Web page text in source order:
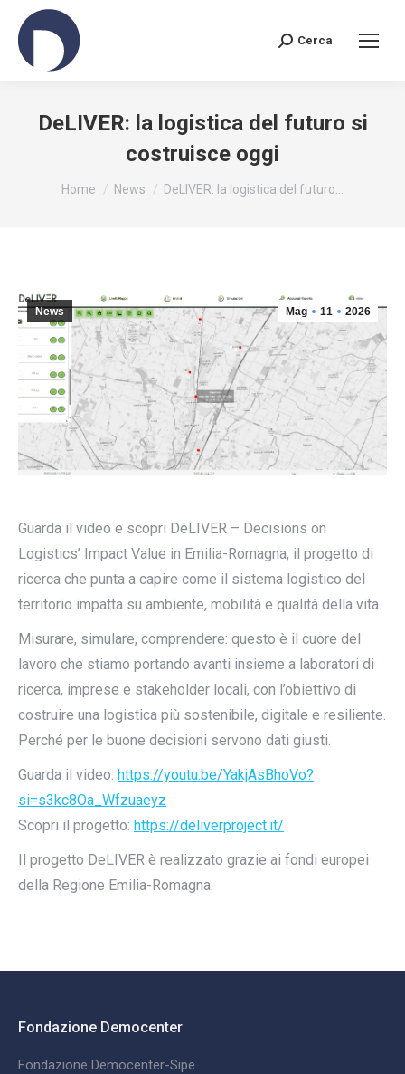
Search:
Cerca
DeLIVER: la logistica del futuro si
costruisce oggi
You are here:
Home News DeLIVER: la logistica del futuro…
Mag 11 2026
News
Guarda il video e scopri DeLIVER – Decisions on
Logistics’ Impact Value in Emilia-Romagna, il progetto di
ricerca che punta a capire come il sistema logistico del
territorio impatta su ambiente, mobilità e qualità della vita.
Misurare, simulare, comprendere: questo è il cuore del
lavoro che stiamo portando avanti insieme a laboratori di
ricerca, imprese e stakeholder locali, con l’obiettivo di
costruire una logistica più sostenibile, digitale e resiliente.
Perché per le buone decisioni servono dati giusti.
Guarda il video: https://youtu.be/YakjAsBhoVo?
si=s3kc8Oa_Wfzuaeyz
Scopri il progetto: https://deliverproject.it/
Il progetto DeLIVER è realizzato grazie ai fondi europei
della Regione Emilia-Romagna.
Fondazione Democenter
Fondazione Democenter-Sipe